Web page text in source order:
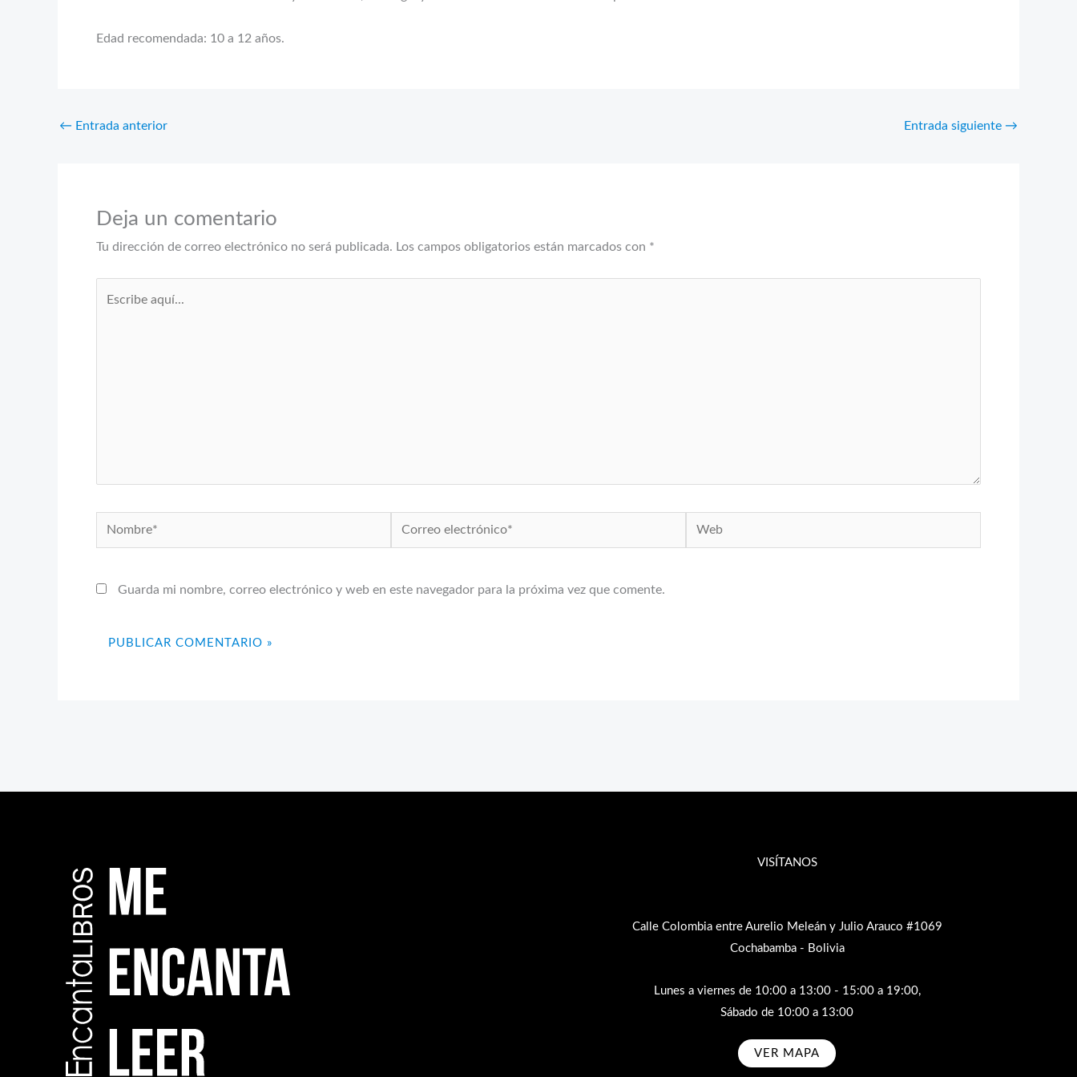
Edad recomendada: 10 a 12 años.
← Entrada anterior Entrada siguiente →
Deja un comentario
Tu dirección de correo electrónico no será publicada. Los campos obligatorios están marcados con *
Nombre*
Correo
electrónico*
Web
Guarda mi nombre, correo electrónico y web en este navegador para la próxima vez que comente.
VISÍTANOS
Calle Colombia entre Aurelio Meleán y Julio Arauco #1069
Cochabamba - Bolivia
Lunes a viernes de 10:00 a 13:00 - 15:00 a 19:00,
Sábado de 10:00 a 13:00
VER MAPA